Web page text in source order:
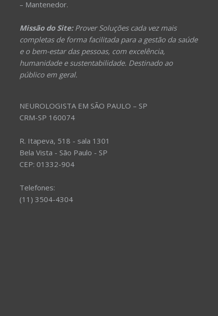
– Mantenedor.
Missão do Site:Prover Soluções cada vez mais
completas de forma facilitada para a gestão da saúde
e o bem-estar das pessoas, com excelência,
humanidade e sustentabilidade. Destinado ao
público em geral.
NEUROLOGISTA EM SÃO PAULO – SP
CRM-SP 160074
R. Itapeva, 518 - sala 1301
Bela Vista - São Paulo - SP
CEP: 01332-904
Telefones:
(11) 3504-4304